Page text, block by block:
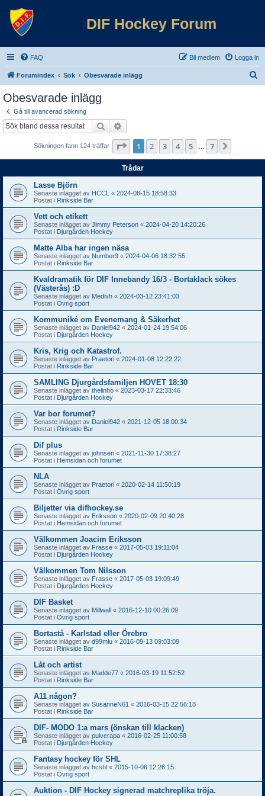
DIF Hockey Forum
FAQ Logga in
Bli medlem
Forumindex Sök Obesvarade inlägg
Obesvarade inlägg
Gå till avancerad sökning
Sök
Sökningen fann 124 träffar Sida av 7
1 2 3 4 5 7
Trådar
Lasse Björn
Senaste inlägget av HCCL « 2024-08-15 18:58:33
Postat i Rinkside Bar
Vett och etikett
Senaste inlägget av Jimmy Peterson « 2024-04-20 14:20:26
Postat i Djurgården Hockey
Matte Alba har ingen näsa
Senaste inlägget av Number9 « 2024-04-06 18:32:55
Postat i Rinkside Bar
Kvaldramatik för DIF Innebandy 16/3 - Bortaklack sökes
(Västerås) :D
Senaste inlägget av Medivh « 2024-03-12 23:41:03
Postat i Övrig sport
Kommuniké om Evenemang & Säkerhet
Senaste inlägget av Daniel942 « 2024-01-24 19:54:06
Postat i Djurgården Hockey
Kris, Krig och Katastrof.
Senaste inlägget av Praetori « 2024-01-08 12:22:22
Postat i Rinkside Bar
SAMLING Djurgårdsfamiljen HOVET 18:30
Senaste inlägget av thelinho « 2023-03-17 22:33:46
Postat i Djurgården Hockey
Var bor forumet?
Senaste inlägget av Daniel942 « 2021-12-05 18:00:34
Postat i Rinkside Bar
Dif plus
Senaste inlägget av johnsen « 2021-11-30 17:38:27
Postat i Hemsidan och forumet
NLA
Senaste inlägget av Praetori « 2020-02-14 11:50:19
Postat i Övrig sport
Biljetter via difhockey.se
Senaste inlägget av Eriksson « 2020-02-09 20:40:28
Postat i Hemsidan och forumet
Välkommen Joacim Eriksson
Senaste inlägget av Frasse « 2017-05-03 19:11:04
Postat i Djurgården Hockey
Välkommen Tom Nilsson
Senaste inlägget av Frasse « 2017-05-03 19:09:49
Postat i Djurgården Hockey
DIF Basket
Senaste inlägget av Millwall « 2016-12-10 00:26:09
Postat i Övrig sport
Bortastå - Karlstad eller Örebro
Senaste inlägget av d99mlu « 2016-09-13 09:03:09
Postat i Rinkside Bar
Låt och artist
Senaste inlägget av Madde77 « 2016-03-19 11:52:52
Postat i Rinkside Bar
A11 någon?
Senaste inlägget av SusanneN61 « 2016-03-15 22:56:18
Postat i Rinkside Bar
DIF- MODO 1:a mars (önskan till klacken)
Senaste inlägget av pulverapa « 2016-02-25 11:00:58
Postat i Djurgården Hockey
Fantasy hockey för SHL
Senaste inlägget av hcshl « 2015-10-06 12:26:15
Postat i Övrig sport
Auktion - DIF Hockey signerad matchreplika tröja.